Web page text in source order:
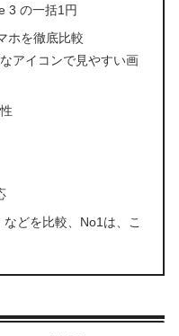
3 の一括1円
ホを徹底比較
アイコンで見やすい画
どを比較、No1は、こ